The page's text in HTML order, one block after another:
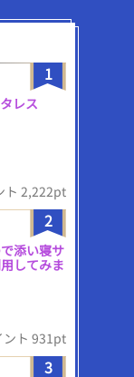
1
レス
ト 2,222pt
2
添い寝サ
してみま
ト 931pt
3